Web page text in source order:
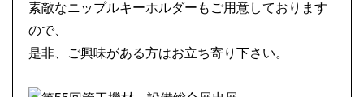
素敵なニップルキーホルダーもご用意しております
ので、
是非、ご興味がある方はお立ち寄り下さい。